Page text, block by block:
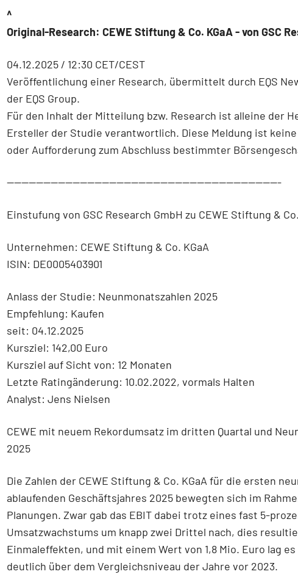
^
Original-Research: CEWE Stiftung & Co. KGaA - von GSC
04.12.2025 / 12:30 CET/CEST
Veröffentlichung einer Research, übermittelt durch EQS
der EQS Group.
Für den Inhalt der Mitteilung bzw. Research ist alleine der
Ersteller der Studie verantwortlich. Diese Meldung ist
oder Aufforderung zum Abschluss bestimmter
---------------------------------------------------------------------------
Einstufung von GSC Research GmbH zu CEWE Stiftung &
Unternehmen: CEWE Stiftung & Co. KGaA
ISIN: DE0005403901
Anlass der Studie: Neunmonatszahlen 2025
Empfehlung: Kaufen
seit: 04.12.2025
Kursziel: 142,00 Euro
Kursziel auf Sicht von: 12 Monaten
Letzte Ratingänderung: 10.02.2022, vormals Halten
Analyst: Jens Nielsen
CEWE mit neuem Rekordumsatz im dritten Quartal und
2025
Die Zahlen der CEWE Stiftung & Co. KGaA für die ersten
ablaufenden Geschäftsjahres 2025 bewegten sich im
Planungen. Zwar gab das EBIT dabei trotz eines fast 5-
Umsatzwachstums um knapp zwei Drittel nach, dies
Einmaleffekten, und mit einem Wert von 1,8 Mio. Euro lag
deutlich über dem Vergleichsniveau der Jahre vor 2023.